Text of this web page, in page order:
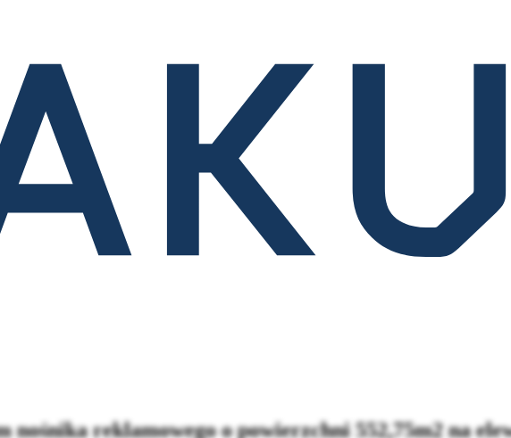
nośnika reklamowego o powierzchni 552,75m2 na